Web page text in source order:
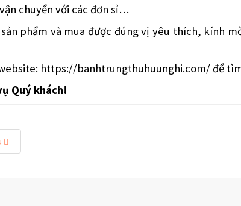
chuyển với các đơn sỉ…
phẩm và mua được đúng vị yêu thích, kính
https://banhtrungthuhuunghi.com/ để
Quý khách!